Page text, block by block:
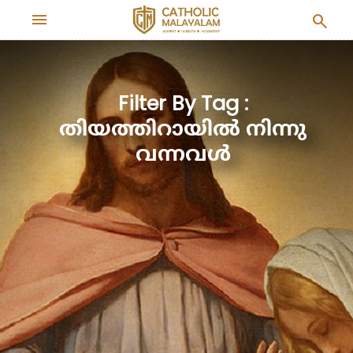
menu search
Filter By Tag :
തിയത്തിറായിൽ നിന്നു
വന്നവൾ